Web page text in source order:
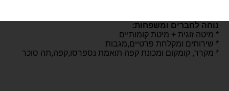
נוחה לחברים ומשפחות:
* מיטה זוגית + מיטת קומותיים
* שירותים ומקלחת פרטיים,מגבות
* מקרר, קומקום ומכונת קפה תואמת נספרסו,קפה,תה סוכר